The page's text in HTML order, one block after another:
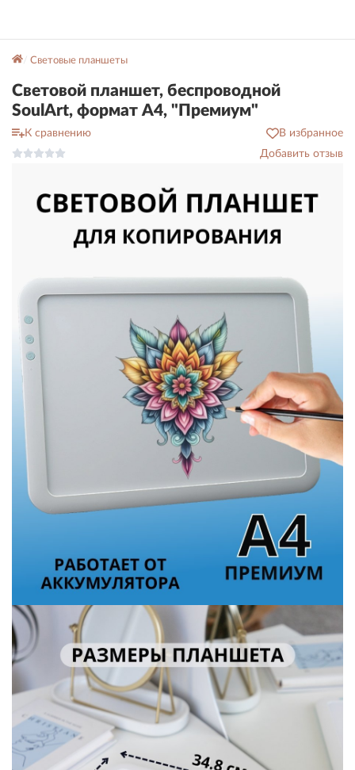
Световые планшеты
Световой планшет, беспроводной
SoulArt, формат А4, "Премиум"
К сравнению
В избранное
Добавить отзыв